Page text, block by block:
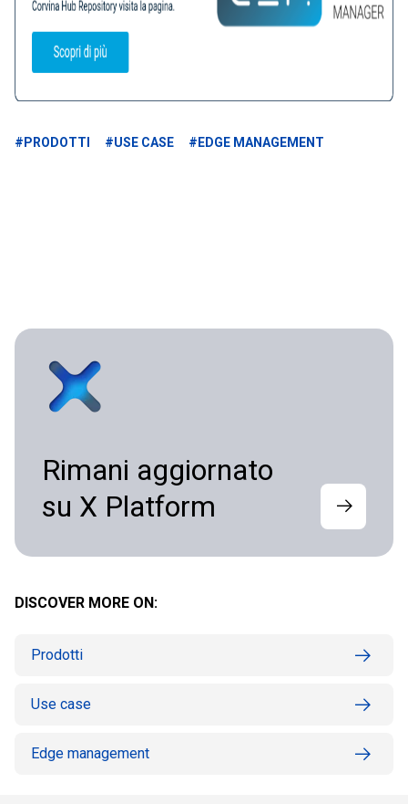
#PRODOTTI #USE CASE #EDGE MANAGEMENT
Rimani aggiornato
su X Platform
DISCOVER MORE ON:
Prodotti
Use case
Edge management